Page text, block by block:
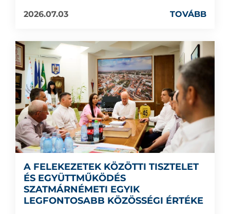
2026.07.03
TOVÁBB
A FELEKEZETEK KÖZÖTTI TISZTELET
ÉS EGYÜTTMŰKÖDÉS
SZATMÁRNÉMETI EGYIK
LEGFONTOSABB KÖZÖSSÉGI ÉRTÉKE